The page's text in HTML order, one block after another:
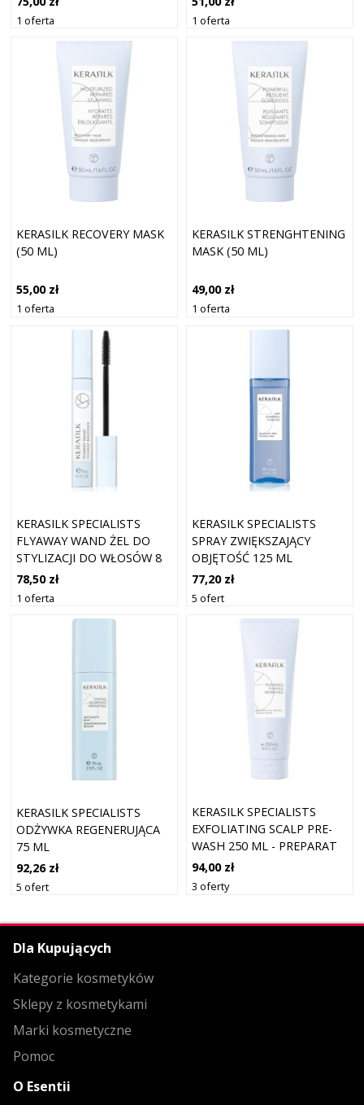
1 oferta 1 oferta
KERASILK RECOVERY MASK
(50 ML)
55,00 zł
1 oferta
KERASILK STRENGHTENING
MASK (50 ML)
49,00 zł
1 oferta
KERASILK SPECIALISTS
FLYAWAY WAND ŻEL DO
STYLIZACJI DO WŁOSÓW 8
ML
78,50 zł
1 oferta
KERASILK SPECIALISTS
SPRAY ZWIĘKSZAJĄCY
OBJĘTOŚĆ 125 ML
77,20 zł
5 ofert
KERASILK SPECIALISTS
ODŻYWKA REGENERUJĄCA
75 ML
92,26 zł
5 ofert
KERASILK SPECIALISTS
EXFOLIATING SCALP PRE-
WASH 250 ML - PREPARAT
DO M
94,00 zł
3 oferty
Dla Kupujących
Kategorie kosmetyków
Sklepy z kosmetykami
Marki kosmetyczne
Pomoc
O Esentii